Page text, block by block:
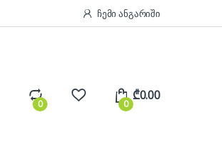
ჩემი ანგარიში
0 0
₾0.00